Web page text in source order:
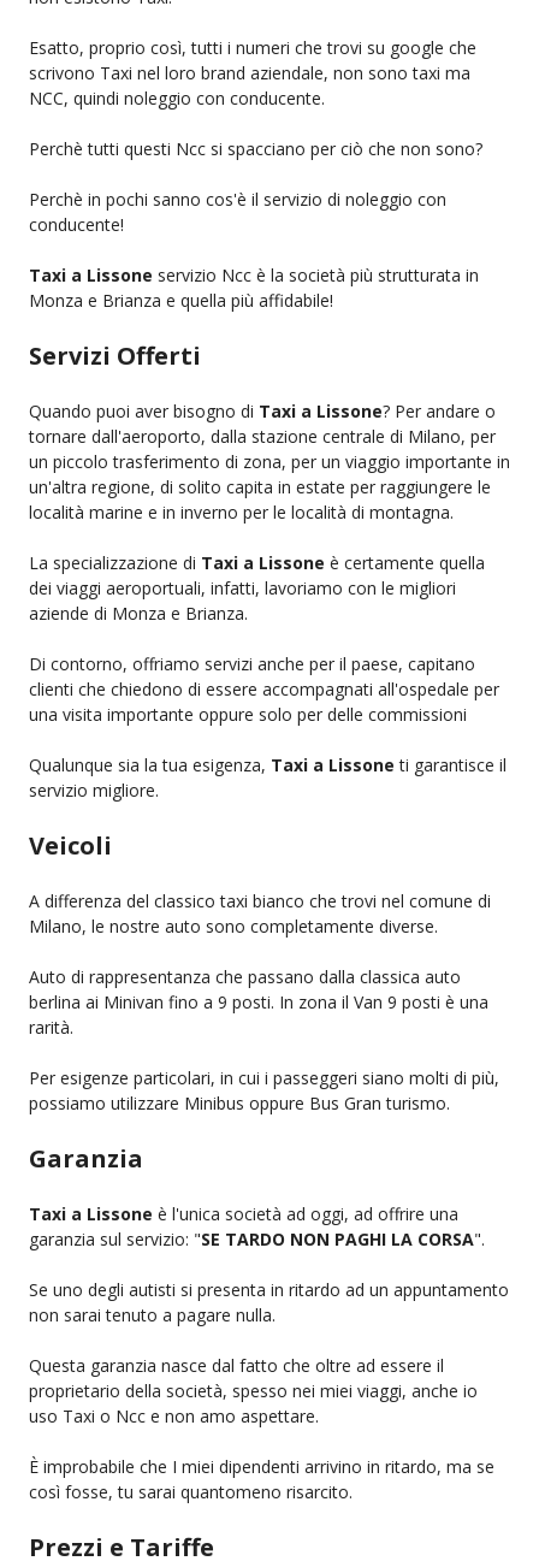
Esatto, proprio così, tutti i numeri che trovi su google che
scrivono Taxi nel loro brand aziendale, non sono taxi ma
NCC, quindi noleggio con conducente.
Perchè tutti questi Ncc si spacciano per ciò che non sono?
Perchè in pochi sanno cos'è il servizio di noleggio con
conducente!
Taxi a Lissone servizio Ncc è la società più strutturata in
Monza e Brianza e quella più affidabile!
Servizi Offerti
Quando puoi aver bisogno di Taxi a Lissone? Per andare o
tornare dall'aeroporto, dalla stazione centrale di Milano, per
un piccolo trasferimento di zona, per un viaggio importante in
un'altra regione, di solito capita in estate per raggiungere le
località marine e in inverno per le località di montagna.
La specializzazione di Taxi a Lissone è certamente quella
dei viaggi aeroportuali, infatti, lavoriamo con le migliori
aziende di Monza e Brianza.
Di contorno, offriamo servizi anche per il paese, capitano
clienti che chiedono di essere accompagnati all'ospedale per
una visita importante oppure solo per delle commissioni
Qualunque sia la tua esigenza, Taxi a Lissone ti garantisce il
servizio migliore.
Veicoli
A differenza del classico taxi bianco che trovi nel comune di
Milano, le nostre auto sono completamente diverse.
Auto di rappresentanza che passano dalla classica auto
berlina ai Minivan fino a 9 posti. In zona il Van 9 posti è una
rarità.
Per esigenze particolari, in cui i passeggeri siano molti di più,
possiamo utilizzare Minibus oppure Bus Gran turismo.
Garanzia
Taxi a Lissone è l'unica società ad oggi, ad offrire una
garanzia sul servizio: "SE TARDO NON PAGHI LA CORSA".
Se uno degli autisti si presenta in ritardo ad un appuntamento
non sarai tenuto a pagare nulla.
Questa garanzia nasce dal fatto che oltre ad essere il
proprietario della società, spesso nei miei viaggi, anche io
uso Taxi o Ncc e non amo aspettare.
È improbabile che I miei dipendenti arrivino in ritardo, ma se
così fosse, tu sarai quantomeno risarcito.
Prezzi e Tariffe